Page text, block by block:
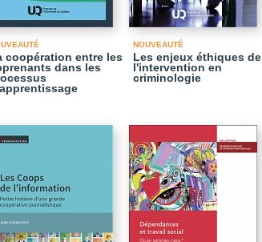
coopération entre les
dans les
NOUVEAUTÉ
Les enjeux éthiques de
l'intervention en
criminologie